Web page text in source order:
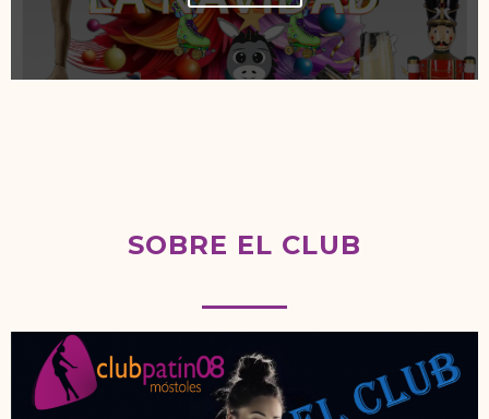
SOBRE EL CLUB